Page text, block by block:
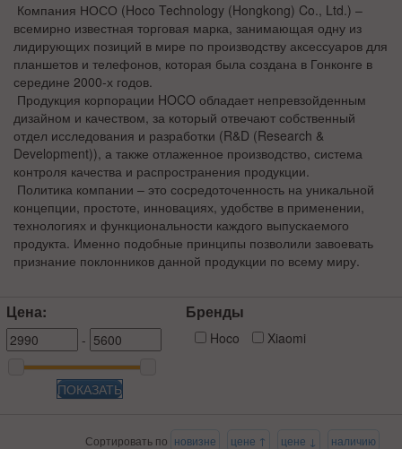
Компания НОСО (Hoco Technology (Hongkong) Co., Ltd.) –
всемирно известная торговая марка, занимающая одну из
лидирующих позиций в мире по производству аксессуаров для
планшетов и телефонов, которая была создана в Гонконге в
середине 2000-х годов.
Продукция корпорации HOCO обладает непревзойденным
дизайном и качеством, за который отвечают собственный
отдел исследования и разработки (R&D (Research &
Development)), а также отлаженное производство, система
контроля качества и распространения продукции.
Политика компании – это сосредоточенность на уникальной
концепции, простоте, инновациях, удобстве в применении,
технологиях и функциональности каждого выпускаемого
продукта. Именно подобные принципы позволили завоевать
признание поклонников данной продукции по всему миру.
Цена:
-
ПОКАЗАТЬ
Бренды
Hoco Xiaomi
Сортировать по новизне цене ↑ цене ↓ наличию